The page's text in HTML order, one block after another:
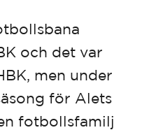
och det var
men under
för Alets
fotbollsfamilj